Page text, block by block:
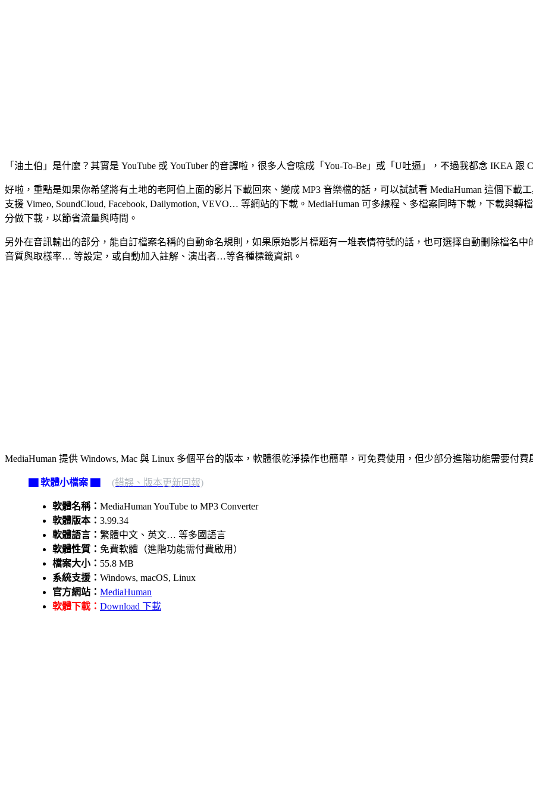
「油土伯」是什麼？其實是 YouTube 或 YouTuber 的音譯啦，很多人會唸成「You-To-Be」或「U吐逼」，不過我都念 IKEA 跟
好啦，重點是如果你希望將有土地的老阿伯上面的影片下載回來、變成 MP3 音樂檔的話，可以試試看 MediaHuman 這個下載
支援 Vimeo, SoundCloud, Facebook, Dailymotion, VEVO… 等網站的下載。MediaHuman 可多線程、多檔案同時下載，下載與
分做下載，以節省流量與時間。
另外在音訊輸出的部分，能自訂檔案名稱的自動命名規則，如果原始影片標題有一堆表情符號的話，也可選擇自動刪除檔名
音質與取樣率… 等設定，或自動加入註解、演出者…等各種標籤資訊。
MediaHuman 提供 Windows, Mac 與 Linux 多個平台的版本，軟體很乾淨操作也簡單，可免費使用，但少部分進階功能需要付費
▇ 軟體小檔案 ▇ (錯誤、版本更新回報)
軟體名稱： MediaHuman YouTube to MP3 Converter
軟體版本： 3.99.34
軟體語言： 繁體中文、英文… 等多國語言
軟體性質： 免費軟體（進階功能需付費啟用）
檔案大小： 55.8 MB
系統支援： Windows, macOS, Linux
官方網站： MediaHuman
軟體下載： Download 下載